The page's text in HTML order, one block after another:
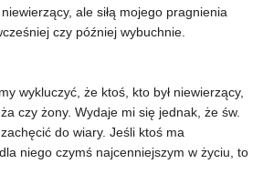
ale siłą mojego pragnienia
czy później wybuchnie.
wykluczyć, że ktoś, kto był niewierzący,
czy żony. Wydaje mi się jednak, że św.
do wiary. Jeśli ktoś ma
niego czymś najcenniejszym w życiu, to